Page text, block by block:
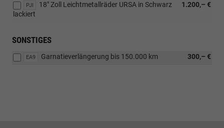
PJI 1.200,– €
18" Zoll Leichtmetallräder URSA in Schwarz
lackiert
SONSTIGES
EA9 300,– €
Garnatieverlängerung bis 150.000 km